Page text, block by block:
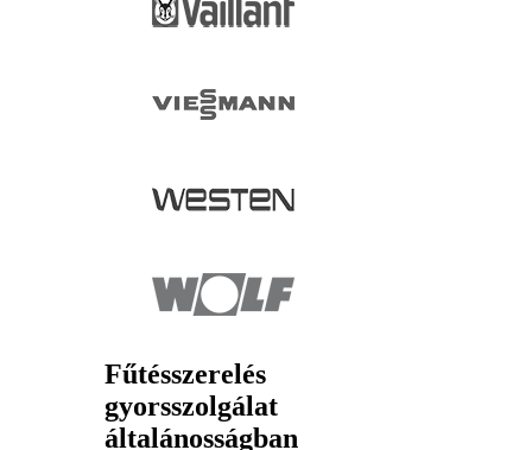
Fűtésszerelés
gyorsszolgálat
általánosságban